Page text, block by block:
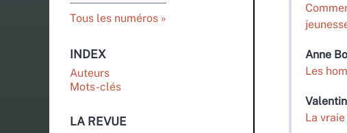
Tous les numéros
INDEX
Auteurs
Mots-clés
LA REVUE
Anne
Les
La